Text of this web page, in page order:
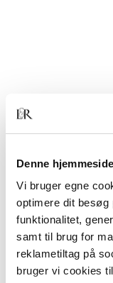
Denne
Vi bruger egne
optimere dit
funktionalitet,
samt til brug for
reklametiltag på
bruger vi cookies
Af samme